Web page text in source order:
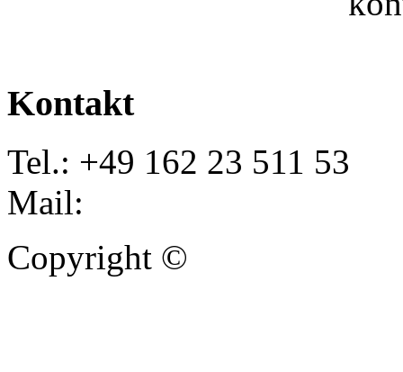
Kontakt
Tel.: +49 162 23 511 53
Mail:
Copyright ©